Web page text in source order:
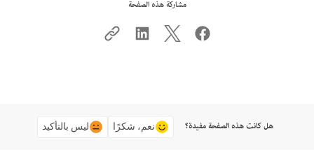
مشاركة هذه الصفحة
هل كانت هذه الصفحة مفيدة؟ نعم، شكرًا ليس بالتأكيد